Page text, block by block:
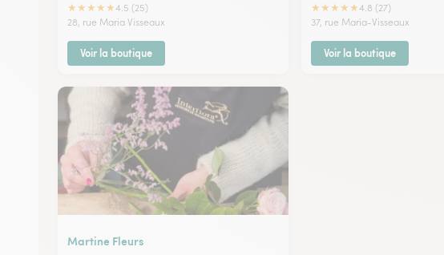
★★★★★4.5 (25)
28, rue Maria Visseaux
Voir la boutique
★★★★★4.8 (27)
37, rue Maria-Visseaux
Voir la boutique
Martine Fleurs